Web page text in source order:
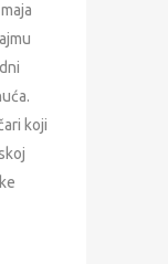
koji